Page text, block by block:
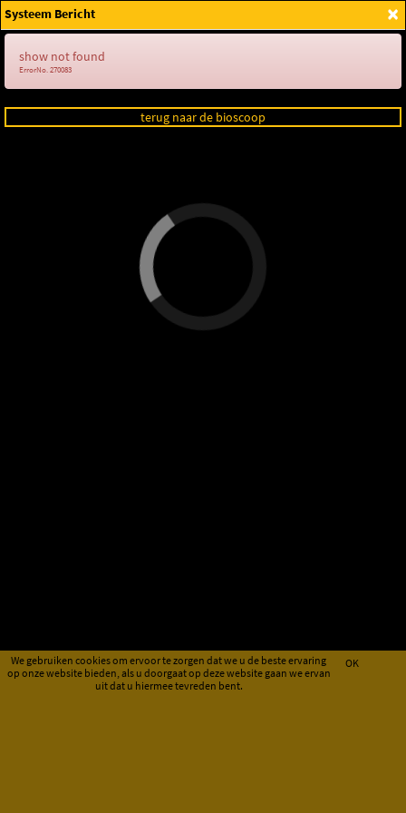
Login
We gebruiken cookies om ervoor te zorgen dat we u de beste ervaring
op onze website bieden, als u doorgaat op deze website gaan we ervan
uit dat u hiermee tevreden bent.
OK
×
Systeem Bericht
show not found
ErrorNo. 270083
terug naar de bioscoop